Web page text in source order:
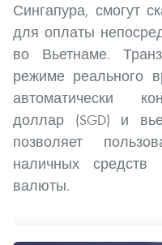
Сингапура, смогут
для оплаты
во Вьетнаме.
режиме реального
автоматически
доллар (SGD) и
позволяет
наличных средств
валюты.